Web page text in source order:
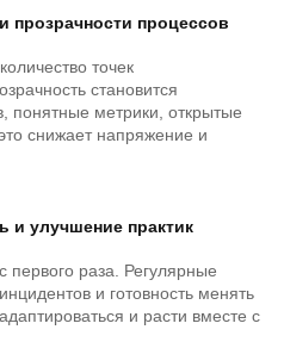
прозрачности процессов
точек
становится
понятные метрики, открытые
снижает напряжение и
и улучшение практик
первого раза. Регулярные
и готовность менять
и расти вместе с